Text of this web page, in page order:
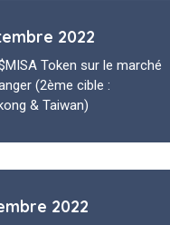
2022
Token sur le marché
(2ème cible :
& Taiwan)
2022